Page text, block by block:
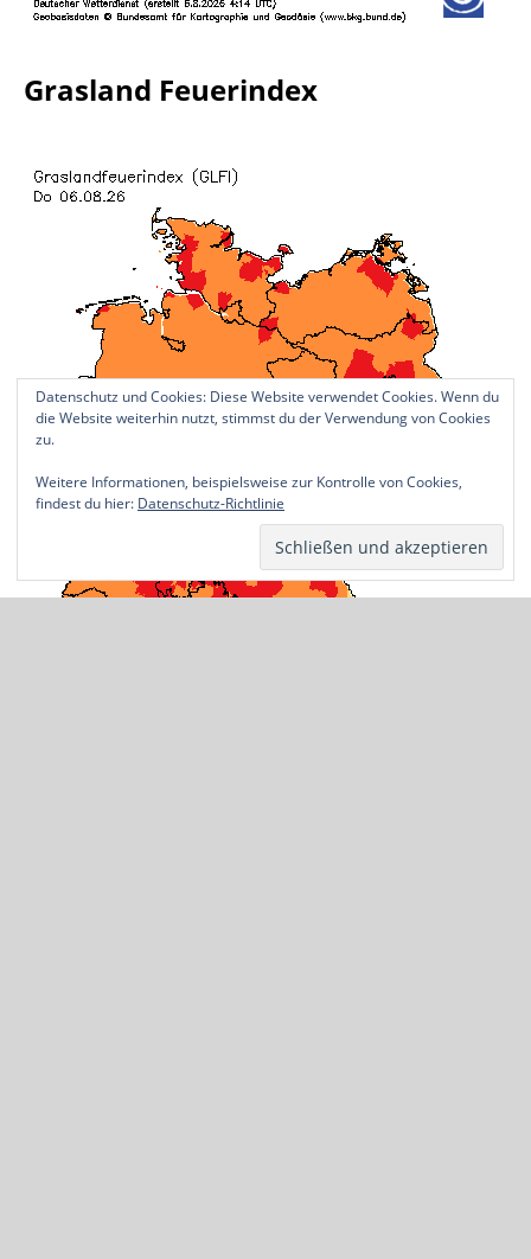
Grasland Feuerindex
Datenschutz und Cookies: Diese Website verwendet Cookies. Wenn du
die Website weiterhin nutzt, stimmst du der Verwendung von Cookies
zu.
Weitere Informationen, beispielsweise zur Kontrolle von Cookies,
findest du hier: Datenschutz-Richtlinie